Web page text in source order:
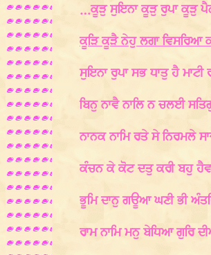
…ਕੂੜੁ ਸੁਇਨਾ ਕੂੜੁ ਰੁਪਾ ਕੂੜੁ
ਕੂੜਿ ਕੂੜੈ ਨੇਹੁ ਲਗਾ ਵਿਸਰਿਆ
ਸੁਇਨਾ ਰੁਪਾ ਸਭ ਧਾਤੁ ਹੈ ਮਾਟੀ
ਬਿਨੁ ਨਾਵੈ ਨਾਲਿ ਨ ਚਲਈ
ਨਾਨਕ ਨਾਮਿ ਰਤੇ ਸੇ ਨਿਰਮਲੇ
ਕੰਚਨ ਕੇ ਕੋਟ ਦਤੁ ਕਰੀ ਬਹੁ
ਭੂਮਿ ਦਾਨੁ ਗਊਆ ਘਣੀ ਭੀ
ਰਾਮ ਨਾਮਿ ਮਨੁ ਬੇਧਿਆ ਗੁਰਿ